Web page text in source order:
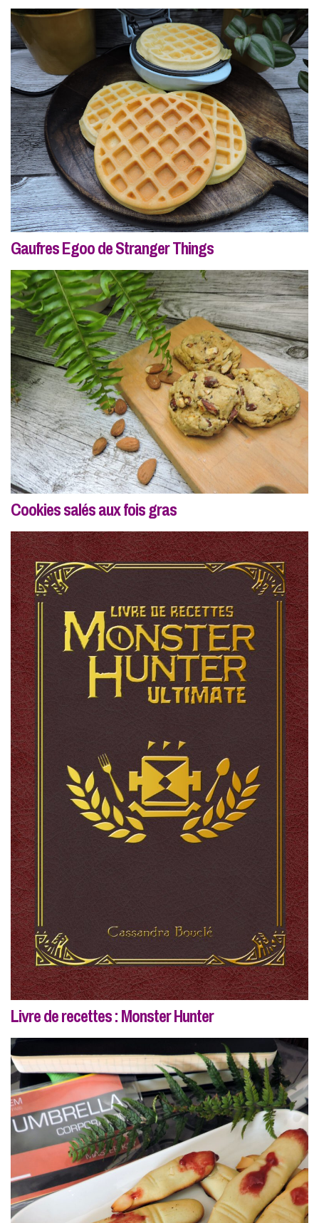
Gaufres Egoo de Stranger Things
Cookies salés aux fois gras
Livre de recettes : Monster Hunter